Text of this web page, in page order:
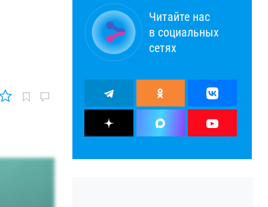
Читайте нас
в социальных
сетях